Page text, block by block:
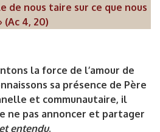
de nous taire sur ce que nous
4, 20)
la force de l’amour de
sa présence de Père
et communautaire, il
ne pas annoncer et partager
entendu.